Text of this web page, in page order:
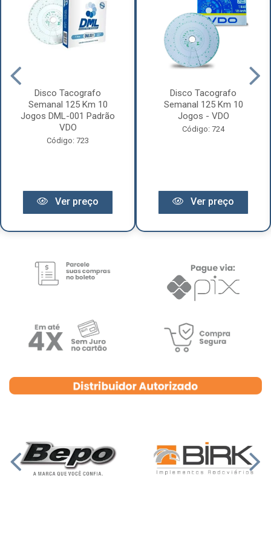
Disco Tacografo
Semanal 125 Km 10
Jogos DML-001 Padrão
VDO
Código: 723
Ver preço
Disco Tacografo
Semanal 125 Km 10
Jogos - VDO
Código: 724
Ver preço